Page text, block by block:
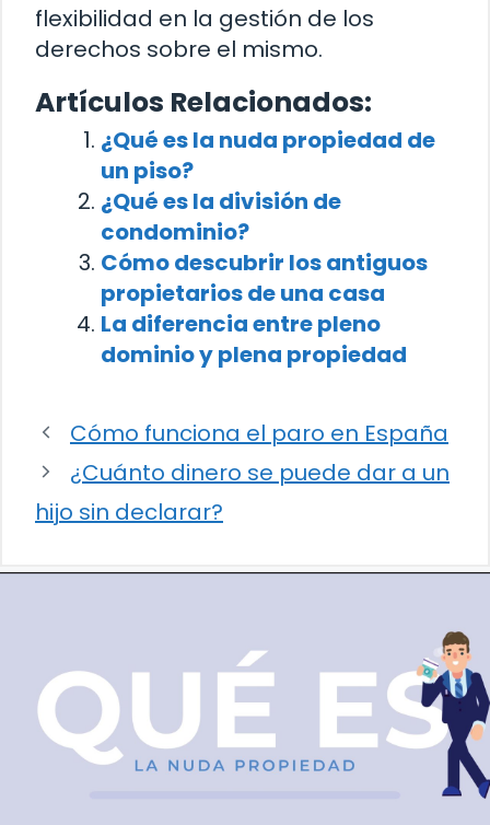
flexibilidad en la gestión de los
derechos sobre el mismo.
Artículos Relacionados:
¿Qué es la nuda propiedad de
un piso?
¿Qué es la división de
condominio?
Cómo descubrir los antiguos
propietarios de una casa
La diferencia entre pleno
dominio y plena propiedad
Cómo funciona el paro en España
¿Cuánto dinero se puede dar a un
hijo sin declarar?